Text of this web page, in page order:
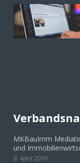
MKBauImm
und
8. April 2016